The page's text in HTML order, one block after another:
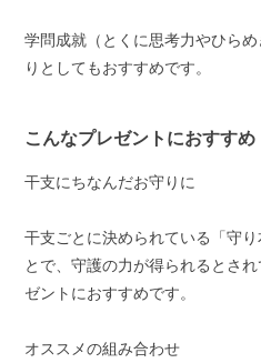
学問成就（とくに思考力やひら
りとしてもおすすめです。
こんなプレゼントにおすすめ
干支にちなんだお守りに
干支ごとに決められている「守
とで、守護の力が得られるとさ
ゼントにおすすめです。
オススメの組み合わせ